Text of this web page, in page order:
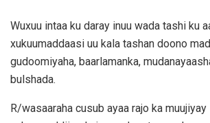
Wuxuu intaa ku daray inuu wada tashi ku
xukuumaddaasi uu kala tashan doono
gudoomiyaha, baarlamanka,
bulshada.
R/wasaaraha cusub ayaa rajo ka muujiyay